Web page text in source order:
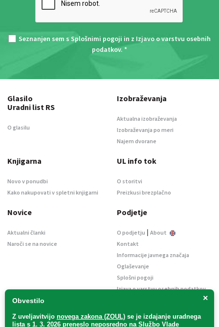
Seznanjen sem s Splošnimi pogoji in z Izjavo o varstvu osebnih
podatkov. *
×
Obvestilo
Z uveljavitvijo novega zakona (ZOUL) se je izdajanje uradnega
lista s 1. 3. 2026 preneslo neposredno na Službo Vlade
Glasilo
Uradni list RS
O glasilu
Izobraževanja
Aktualna izobraževanja
Izobraževanja po meri
Najem dvorane
Knjigarna
Novo v ponudbi
Kako nakupovati v spletni knjigarni
UL info tok
O storitvi
Preizkusi brezplačno
Novice
Aktualni članki
Naroči se na novice
Podjetje
O podjetju | About
Kontakt
Informacije javnega značaja
Oglaševanje
Splošni pogoji
Izjava o varstvu osebnih podatkov